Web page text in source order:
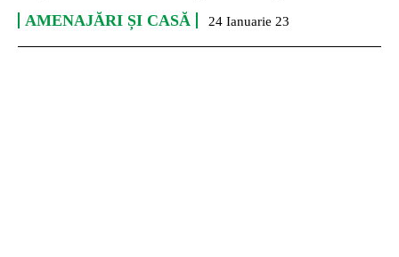
AMENAJĂRI ȘI CASĂ 24 Ianuarie 23